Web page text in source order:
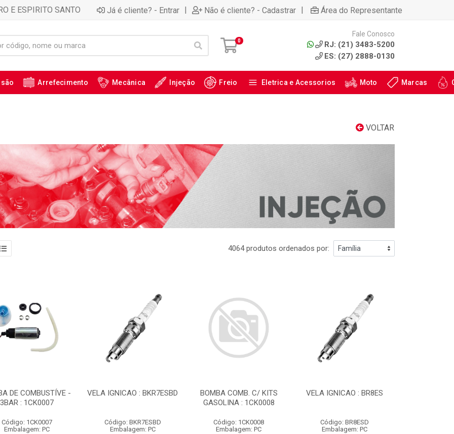
E ESPIRITO SANTO Já é cliente? - Entrar | Não é cliente? - Cadastrar | Área do Representante
0
Fale Conosco
RJ: (21) 3483-5200
ES: (27) 2888-0130
Arrefecimento Mecânica Injeção Freio Eletrica e Acessorios Moto Marcas
VOLTAR
4064 produtos ordenados por:
DE COMBUSTÍVE -
3BAR : 1CK0007
Código: 1CK0007
Embalagem: PC
VELA IGNICAO : BKR7ESBD
Código: BKR7ESBD
Embalagem: PC
BOMBA COMB. C/ KITS
GASOLINA : 1CK0008
Código: 1CK0008
Embalagem: PC
VELA IGNICAO : BR8ES
Código: BR8ESD
Embalagem: PC